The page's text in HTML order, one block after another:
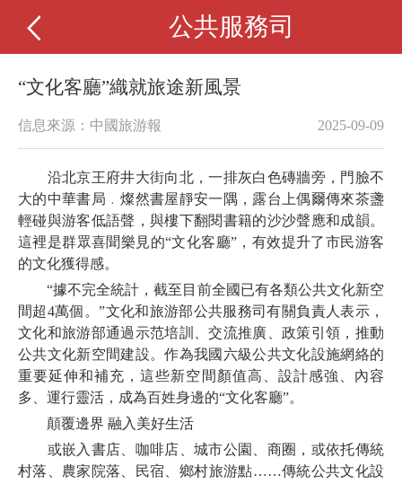
公共服務司
“文化客廳”織就旅途新風景
信息來源：中國旅游報 2025-09-09
沿北京王府井大街向北，一排灰白色磚牆旁，門臉不
大的中華書局﹒燦然書屋靜安一隅，露台上偶爾傳來茶盞
輕碰與游客低語聲，與樓下翻閱書籍的沙沙聲應和成韻。
這裡是群眾喜聞樂見的“文化客廳”，有效提升了市民游客
的文化獲得感。
“據不完全統計，截至目前全國已有各類公共文化新空
間超4萬個。”文化和旅游部公共服務司有關負責人表示，
文化和旅游部通過示范培訓、交流推廣、政策引領，推動
公共文化新空間建設。作為我國六級公共文化設施網絡的
重要延伸和補充，這些新空間顏值高、設計感強、內容
多、運行靈活，成為百姓身邊的“文化客廳”。
顛覆邊界 融入美好生活
或嵌入書店、咖啡店、城市公園、商圈，或依托傳統
村落、農家院落、民宿、鄉村旅游點……傳統公共文化設